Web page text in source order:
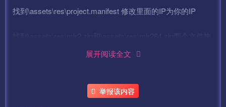
找到\assets\res\project.manifest 修改里面的IP为你的IP
展开阅读全文
举报该内容